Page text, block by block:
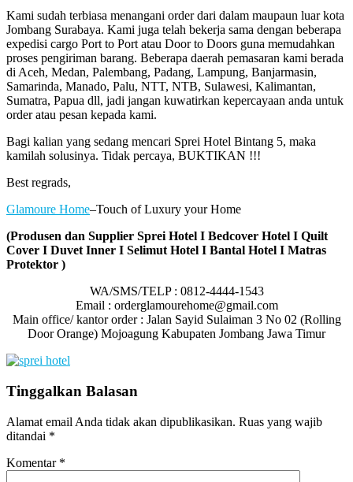
Kami sudah terbiasa menangani order dari dalam maupaun luar kota
Jombang Surabaya. Kami juga telah bekerja sama dengan beberapa
expedisi cargo Port to Port atau Door to Doors guna memudahkan
proses pengiriman barang. Beberapa daerah pemasaran kami berada
di Aceh, Medan, Palembang, Padang, Lampung, Banjarmasin,
Samarinda, Manado, Palu, NTT, NTB, Sulawesi, Kalimantan,
Sumatra, Papua dll, jadi jangan kuwatirkan kepercayaan anda untuk
order atau pesan kepada kami.
Bagi kalian yang sedang mencari Sprei Hotel Bintang 5, maka
kamilah solusinya. Tidak percaya, BUKTIKAN !!!
Best regrads,
Glamoure Home–Touch of Luxury your Home
(Produsen dan Supplier Sprei Hotel I Bedcover Hotel I Quilt
Cover I Duvet Inner I Selimut Hotel I Bantal Hotel I Matras
Protektor )
WA/SMS/TELP : 0812-4444-1543
Email : orderglamourehome@gmail.com
Main office/ kantor order : Jalan Sayid Sulaiman 3 No 02 (Rolling
Door Orange) Mojoagung Kabupaten Jombang Jawa Timur
Tinggalkan Balasan
Alamat email Anda tidak akan dipublikasikan. Ruas yang wajib
ditandai *
Komentar *